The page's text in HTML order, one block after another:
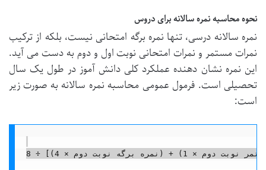
نحوه محاسبه نمره سالانه برای دروس
نمره سالانه درسی، تنها نمره برگه امتحانی نیست، بلکه از ترکیب
نمرات مستمر و نمرات امتحانی نوبت اول و دوم به دست می آید.
این نمره نشان دهنده عملکرد کلی دانش آموز در طول یک سال
تحصیلی است. فرمول عمومی محاسبه نمره سالانه به صورت زیر
است: